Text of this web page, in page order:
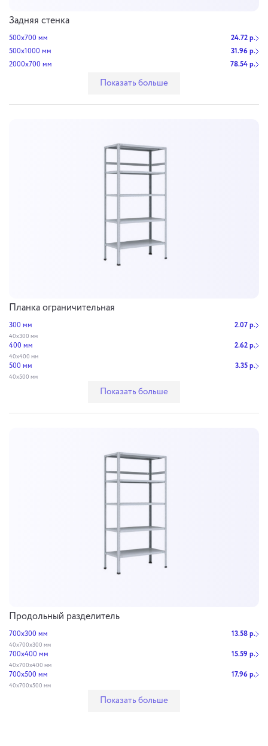
Задняя стенка
500х700 мм
24.72 р.
500х1000 мм
31.96 р.
2000х700 мм
78.54 р.
Показать больше
Планка ограничительная
300 мм 2.07 р.
40х300 мм
400 мм 2.62 р.
40х400 мм
500 мм 3.35 р.
40х500 мм
Показать больше
Продольный разделитель
700х300 мм 13.58 р.
40х700х300 мм
700х400 мм 15.59 р.
40х700х400 мм
700х500 мм 17.96 р.
40х700х500 мм
Показать больше